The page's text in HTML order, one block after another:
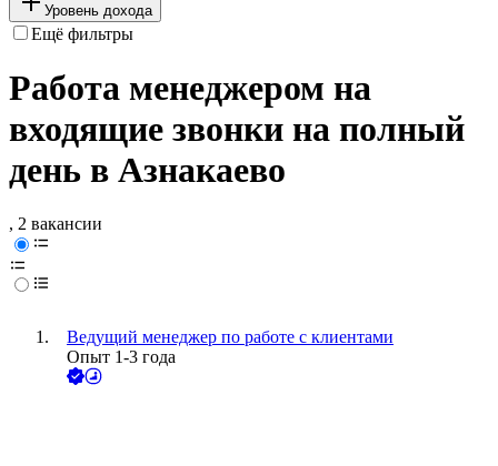
Уровень дохода
Ещё фильтры
Работа менеджером на
входящие звонки на полный
день в Азнакаево
, 2 вакансии
Ведущий менеджер по работе с клиентами
Опыт 1-3 года